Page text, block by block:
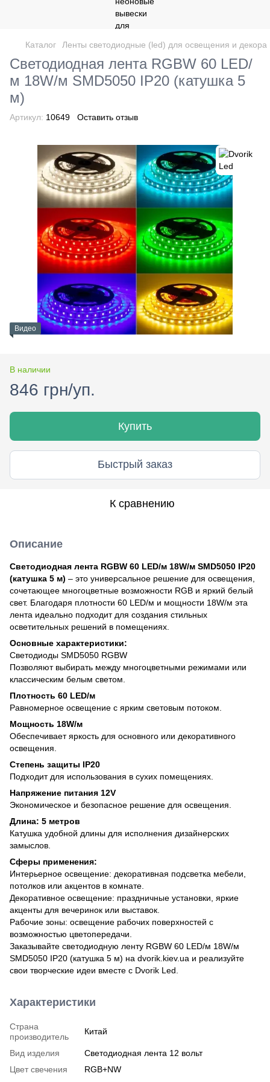
Каталог Ленты светодиодные (led) для освещения и
Светодиодная лента RGBW 60 LED/
м 18W/м SMD5050 IP20 (катушка 5
м)
Артикул: 10649 Оставить отзыв
Видео
В наличии
846 грн/уп.
Купить
Быстрый заказ
К сравнению
Описание
Светодиодная лента RGBW 60 LED/м 18W/м SMD5050 IP20
(катушка 5 м) – это универсальное решение для освещения,
сочетающее многоцветные возможности RGB и яркий белый
свет. Благодаря плотности 60 LED/м и мощности 18W/м эта
лента идеально подходит для создания стильных
осветительных решений в помещениях.
Основные характеристики:
Светодиоды SMD5050 RGBW
Позволяют выбирать между многоцветными режимами или
классическим белым светом.
Плотность 60 LED/м
Равномерное освещение с ярким световым потоком.
Мощность 18W/м
Обеспечивает яркость для основного или декоративного
освещения.
Степень защиты IP20
Подходит для использования в сухих помещениях.
Напряжение питания 12V
Экономическое и безопасное решение для освещения.
Длина: 5 метров
Катушка удобной длины для исполнения дизайнерских
замыслов.
Сферы применения:
Интерьерное освещение: декоративная подсветка мебели,
потолков или акцентов в комнате.
Декоративное освещение: праздничные установки, яркие
акценты для вечеринок или выставок.
Рабочие зоны: освещение рабочих поверхностей с
возможностью цветопередачи.
Заказывайте светодиодную ленту RGBW 60 LED/м 18W/м
SMD5050 IP20 (катушка 5 м) на dvorik.kiev.ua и реализуйте
свои творческие идеи вместе с Dvorik Led.
Характеристики
Страна
производитель
Китай
Вид изделия
Светодиодная лента 12 вольт
Цвет свечения
RGB+NW